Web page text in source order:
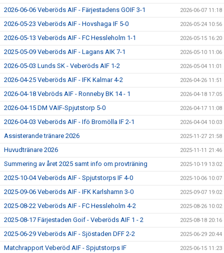
2026-06-06 Veberöds AIF - Färjestadens GOIF 3-1 2026-06-07 11:18
2026-05-23 Veberöds AIF - Hovshaga IF 5-0 2026-05-24 10:56
2026-05-13 Veberöds AIF - FC Hessleholm 1-1 2026-05-15 16:20
2025-05-09 Veberöds AIF - Lagans AIK 7-1 2026-05-10 11:06
2026-05-03 Lunds SK - Veberöds AIF 1-2 2026-05-04 11:01
2026-04-25 Veberöds AIF - IFK Kalmar 4-2 2026-04-26 11:51
2026-04-18 Vebröds AIF - Ronneby BK 14 - 1 2026-04-18 17:05
2026-04-15 DM VAIF-Spjutstorp 5-0 2026-04-17 11:08
2026-04-03 Veberöds AIF - Ifö Bromölla IF 2-1 2026-04-04 10:03
Assisterande tränare 2026 2025-11-27 21:58
Huvudtränare 2026 2025-11-11 21:46
Summering av året 2025 samt info om provträning 2025-10-19 13:02
2025-10-04 Veberöds AIF - Spjutstorps IF 4-0 2025-10-06 10:07
2025-09-06 Veberöds AIF - IFK Karlshamn 3-0 2025-09-07 19:02
2025-08-22 Veberöds AIF - FC Hessleholm 4-2 2025-08-26 10:02
2025-08-17 Färjestaden Goif - Veberöds AIF 1 - 2 2025-08-18 20:16
2025-06-29 Veberöds AIF - Sjöstaden DFF 2-2 2025-06-29 20:44
Matchrapport Veberöd AIF - Spjutstorps IF 2025-06-15 11:23